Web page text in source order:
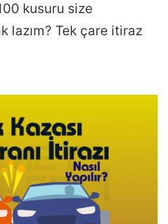
kusuru size
lazım? Tek çare itiraz